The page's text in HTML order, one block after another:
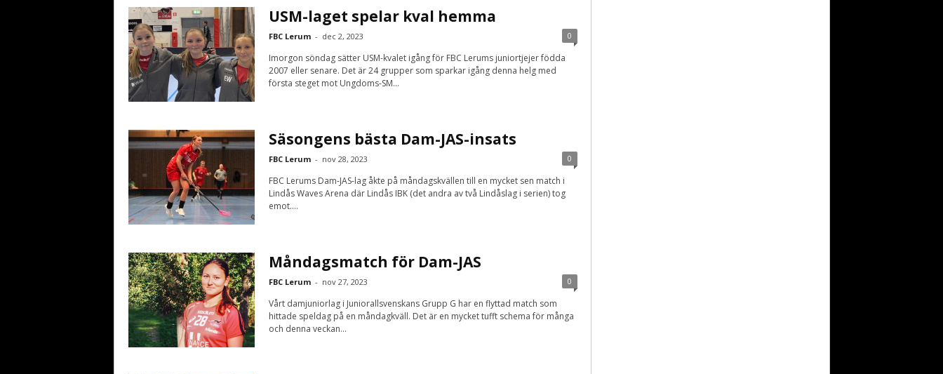
USM-laget spelar kval hemma
FBC Lerum - dec 2, 2023 0
Imorgon söndag sätter USM-kvalet igång för FBC Lerums juniortjejer födda
2007 eller senare. Det är 24 grupper som sparkar igång denna helg med
första steget mot Ungdoms-SM...
Säsongens bästa Dam-JAS-insats
FBC Lerum - nov 28, 2023 0
FBC Lerums Dam-JAS-lag åkte på måndagskvällen till en mycket sen match i
Lindås Waves Arena där Lindås IBK (det andra av två Lindåslag i serien) tog
emot....
Måndagsmatch för Dam-JAS
FBC Lerum - nov 27, 2023 0
Vårt damjuniorlag i Juniorallsvenskans Grupp G har en flyttad match som
hittade speldag på en måndagkväll. Det är en mycket tufft schema för många
och denna veckan...